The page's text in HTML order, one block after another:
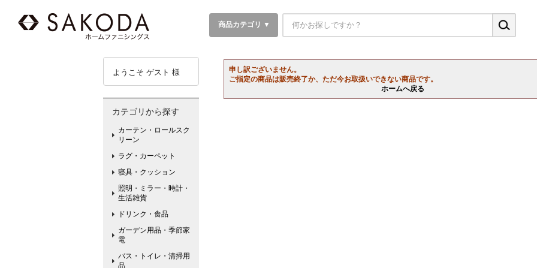
商品カテゴリ ▼
申し訳ございません。
ご指定の商品は販売終了か、ただ今お取扱いできない商品です。
ホームへ戻る
ようこそ ゲスト 様
カテゴリから探す
カーテン・ロールスク
リーン
ラグ・カーペット
寝具・クッション
照明・ミラー・時計・
生活雑貨
ドリンク・食品
ガーデン用品・季節家
電
バス・トイレ・清掃用
品